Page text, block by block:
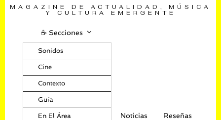
MAGAZINE DE ACTUALIDAD, MÚSICA
Y CULTURA EMERGENTE
☕️ Secciones
Sonidos
Cine
Contexto
Guía
En El Área Noticias Reseñas